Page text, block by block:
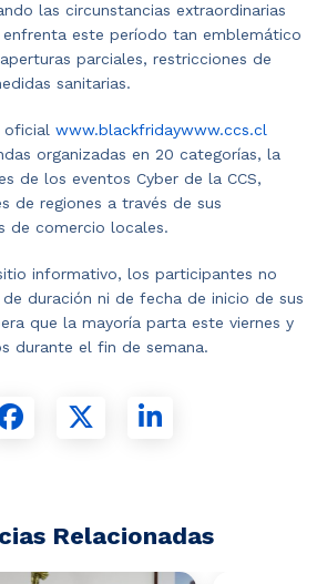
las circunstancias extraordinarias
este período tan emblemático
parciales, restricciones de
sanitarias.
oficial www.blackfridaywww.ccs.cl
organizadas en 20 categorías, la
de los eventos Cyber de la CCS,
de regiones a través de sus
de comercio locales.
informativo, los participantes no
duración ni de fecha de inicio de sus
que la mayoría parta este viernes y
durante el fin de semana.
Relacionadas